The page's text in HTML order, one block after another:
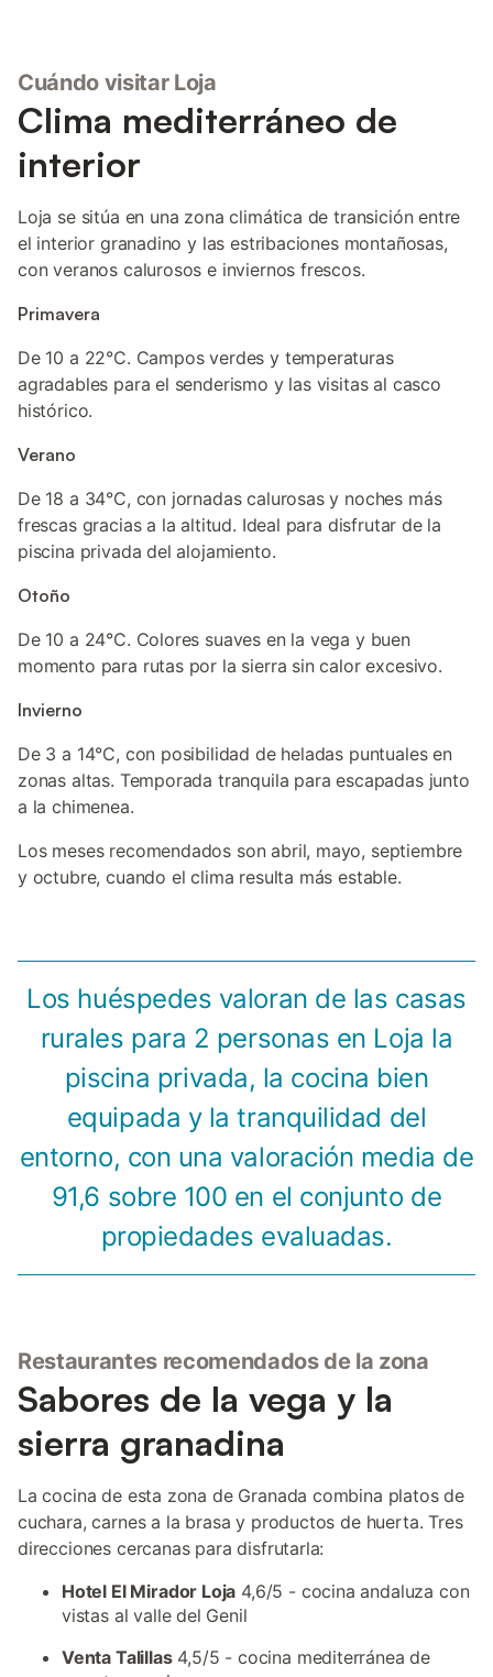
Cuándo visitar Loja
Clima mediterráneo de
interior
Loja se sitúa en una zona climática de transición entre
el interior granadino y las estribaciones montañosas,
con veranos calurosos e inviernos frescos.
Primavera
De 10 a 22°C. Campos verdes y temperaturas
agradables para el senderismo y las visitas al casco
histórico.
Verano
De 18 a 34°C, con jornadas calurosas y noches más
frescas gracias a la altitud. Ideal para disfrutar de la
piscina privada del alojamiento.
Otoño
De 10 a 24°C. Colores suaves en la vega y buen
momento para rutas por la sierra sin calor excesivo.
Invierno
De 3 a 14°C, con posibilidad de heladas puntuales en
zonas altas. Temporada tranquila para escapadas junto
a la chimenea.
Los meses recomendados son abril, mayo, septiembre
y octubre, cuando el clima resulta más estable.
Los huéspedes valoran de las casas
rurales para 2 personas en Loja la
piscina privada, la cocina bien
equipada y la tranquilidad del
entorno, con una valoración media de
91,6 sobre 100 en el conjunto de
propiedades evaluadas.
Restaurantes recomendados de la zona
Sabores de la vega y la
sierra granadina
La cocina de esta zona de Granada combina platos de
cuchara, carnes a la brasa y productos de huerta. Tres
direcciones cercanas para disfrutarla:
Hotel El Mirador Loja 4,6/5 - cocina andaluza con
vistas al valle del Genil
Venta Talillas4,5/5 - cocina mediterránea de